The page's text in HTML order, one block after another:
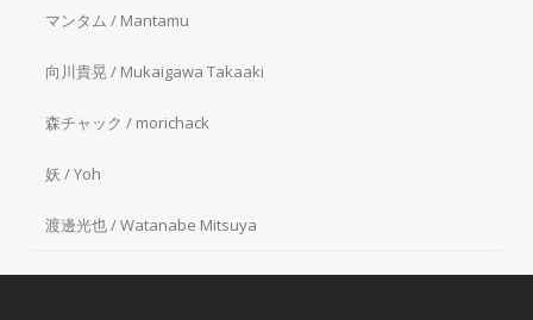
マンタム / Mantamu
向川貴晃 / Mukaigawa Takaaki
森チャック / morichack
妖 / Yoh
渡邊光也 / Watanabe Mitsuya